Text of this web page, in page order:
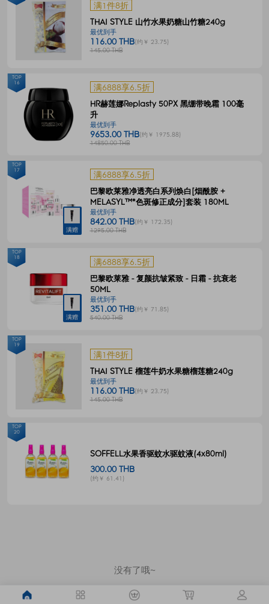
满1件8折
THAI STYLE 山竹水果奶糖山竹糖240g
最优到手
116.00 THB(约￥ 23.75)
145.00 THB
满6888享6.5折
HR赫莲娜Replasty 50PX 黑绷带晚霜 100毫
升
最优到手
9653.00 THB(约￥ 1975.88)
14850.00 THB
TOP
16
满赠
满6888享6.5折
巴黎欧莱雅净透亮白系列焕白[烟酰胺 +
MELASYL™*色斑修正成分]套装 180ML
最优到手
842.00 THB(约￥ 172.35)
1295.00 THB
TOP
17
满赠
满6888享6.5折
巴黎欧莱雅 - 复颜抗皱紧致 - 日霜 - 抗衰老
50ML
最优到手
351.00 THB(约￥ 71.85)
540.00 THB
TOP
18
满1件8折
THAI STYLE 榴莲牛奶水果糖榴莲糖240g
最优到手
116.00 THB(约￥ 23.75)
145.00 THB
TOP
19
SOFFELL水果香驱蚊水驱蚊液(4x80ml)
300.00 THB
(约￥ 61.41)
TOP
20
没有了哦~